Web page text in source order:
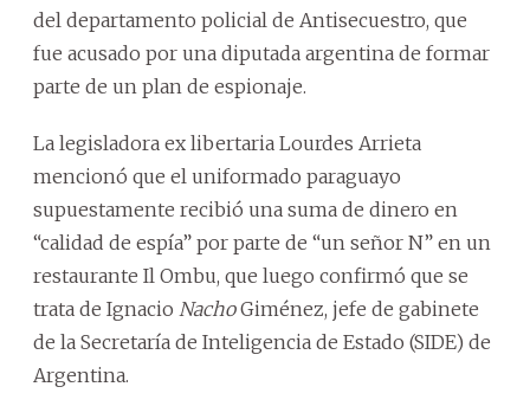
del departamento policial de Antisecuestro, que
fue acusado por una diputada argentina de formar
parte de un plan de espionaje.
La legisladora ex libertaria Lourdes Arrieta
mencionó que el uniformado paraguayo
supuestamente recibió una suma de dinero en
“calidad de espía” por parte de “un señor N” en un
restaurante Il Ombu, que luego confirmó que se
trata de Ignacio NachoGiménez, jefe de gabinete
de la Secretaría de Inteligencia de Estado (SIDE) de
Argentina.